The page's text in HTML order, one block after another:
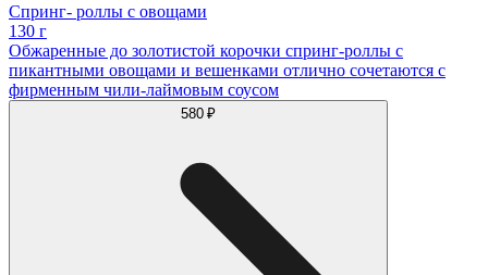
Спринг- роллы с овощами
130 г
Обжаренные до золотистой корочки спринг-роллы с
пикантными овощами и вешенками отлично сочетаются с
фирменным чили-лаймовым соусом
580 ₽